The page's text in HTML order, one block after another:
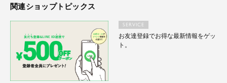
関連ショップトピックス
SERVICE
お友達登録でお得な最新情報をゲッ
ト。